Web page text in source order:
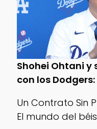
Shohei Ohtani y
con los
Un Contrato Sin
El mundo del